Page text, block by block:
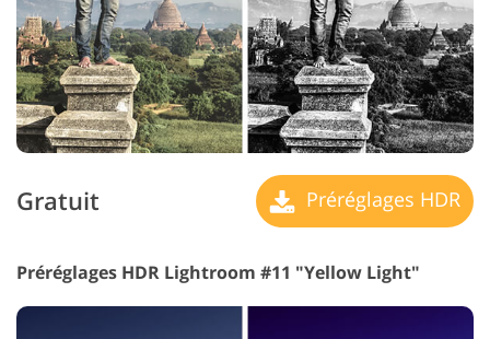
Gratuit Préréglages HDR
Préréglages HDR Lightroom #11 "Yellow Light"